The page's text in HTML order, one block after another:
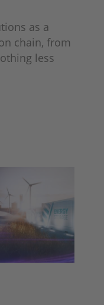
as a
chain, from
less